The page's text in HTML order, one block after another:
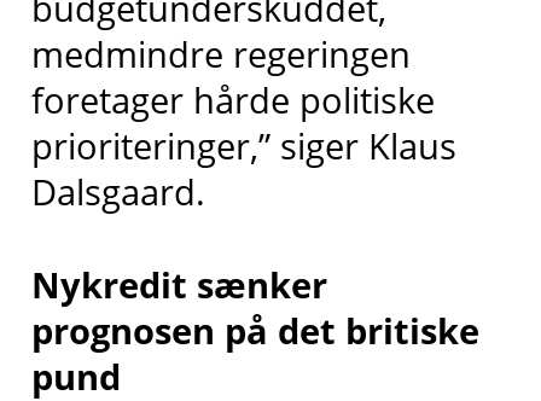
medmindre regeringen
foretager hårde politiske
prioriteringer,” siger Klaus
Dalsgaard.
Nykredit sænker
prognosen på det britiske
pund